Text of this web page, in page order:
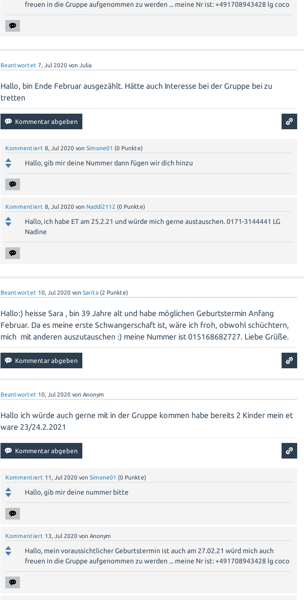
freuen in die Gruppe aufgenommen zu werden ... meine Nr ist: +491708943428 lg coco
Beantwortet 7, Jul 2020 vonJulia
Hallo, bin Ende Februar ausgezählt. Hätte auch Interesse bei der Gruppe bei zu
tretten
Kommentiert 8, Jul 2020 vonSimone01 (0 Punkte)
Hallo, gib mir deine Nummer dann fügen wir dich hinzu
Kommentiert 8, Jul 2020 von Naddi2112 (0 Punkte)
Hallo, ich habe ET am 25.2.21 und würde mich gerne austauschen. 0171-3144441 LG
Nadine
Beantwortet 10, Jul 2020 vonSarita (2 Punkte)
Hallo:) heisse Sara , bin 39 Jahre alt und habe möglichen Geburtstermin Anfang
Februar. Da es meine erste Schwangerschaft ist, wäre ich froh, obwohl schüchtern,
mich mit anderen auszutauschen :) meine Nummer ist 015168682727. Liebe Grüße.
Beantwortet 10, Jul 2020 vonAnonym
Hallo ich würde auch gerne mit in der Gruppe kommen habe bereits 2 Kinder mein et
ware 23/24.2.2021
Kommentiert 11, Jul 2020 vonSimone01 (0 Punkte)
Hallo, gib mir deine nummer bitte
Kommentiert 13, Jul 2020 vonAnonym
Hallo, mein voraussichtlicher Geburtstermin ist auch am 27.02.21 würd mich auch
freuen in die Gruppe aufgenommen zu werden ... meine Nr ist: +491708943428 lg coco